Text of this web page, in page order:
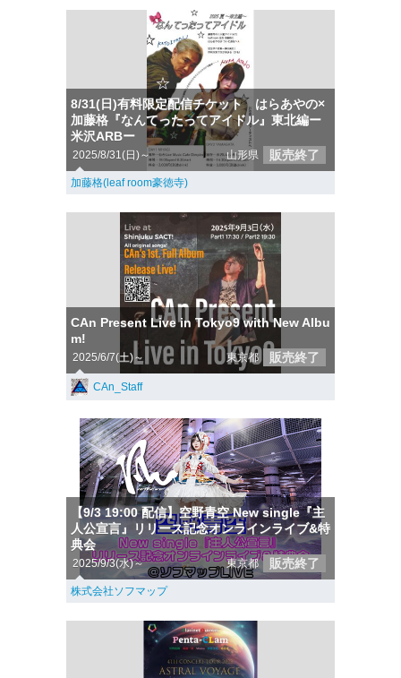
8/31(日)有料限定配信チケット はらあやの×
加藤格『なんてったってアイドル』東北編ー
米沢ARBー
2025/8/31(日)～ 山形県 販売終了
加藤格(leaf room豪徳寺)
CAn Present Live in Tokyo9 with New Albu
m!
2025/6/7(土)～ 東京都 販売終了
CAn_Staff
【9/3 19:00 配信】空野青空 New single『主
人公宣言』リリース記念オンラインライブ&特
典会
2025/9/3(水)～ 東京都 販売終了
株式会社ソフマップ